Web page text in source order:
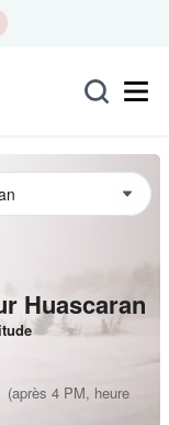
Huascaran
(après 4 PM, heure